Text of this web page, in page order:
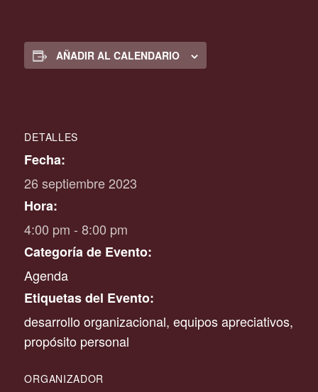
AÑADIR AL CALENDARIO
DETALLES
Fecha:
26 septiembre 2023
Hora:
4:00 pm - 8:00 pm
Categoría de Evento:
Agenda
Etiquetas del Evento:
desarrollo organizacional,equipos apreciativos,
propósito personal
ORGANIZADOR